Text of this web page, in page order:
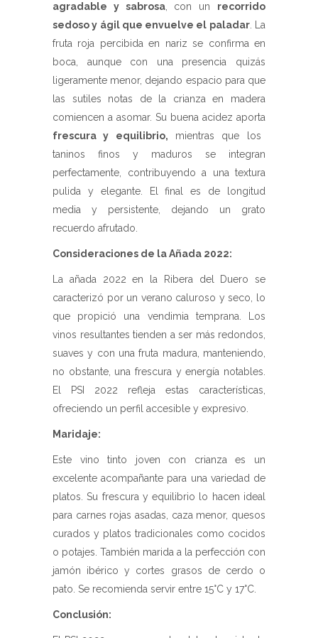
agradable y sabrosa, con un recorrido
sedoso y ágil que envuelve el paladar. La
fruta roja percibida en nariz se confirma en
boca, aunque con una presencia quizás
ligeramente menor, dejando espacio para que
las sutiles notas de la crianza en madera
comiencen a asomar. Su buena acidez aporta
frescura y equilibrio, mientras que los
taninos finos y maduros se integran
perfectamente, contribuyendo a una textura
pulida y elegante. El final es de longitud
media y persistente, dejando un grato
recuerdo afrutado.
Consideraciones de la Añada 2022:
La añada 2022 en la Ribera del Duero se
caracterizó por un verano caluroso y seco, lo
que propició una vendimia temprana. Los
vinos resultantes tienden a ser más redondos,
suaves y con una fruta madura, manteniendo,
no obstante, una frescura y energía notables.
El PSI 2022 refleja estas características,
ofreciendo un perfil accesible y expresivo.
Maridaje:
Este vino tinto joven con crianza es un
excelente acompañante para una variedad de
platos. Su frescura y equilibrio lo hacen ideal
para carnes rojas asadas, caza menor, quesos
curados y platos tradicionales como cocidos
o potajes. También marida a la perfección con
jamón ibérico y cortes grasos de cerdo o
pato. Se recomienda servir entre 15°C y 17°C.
Conclusión: